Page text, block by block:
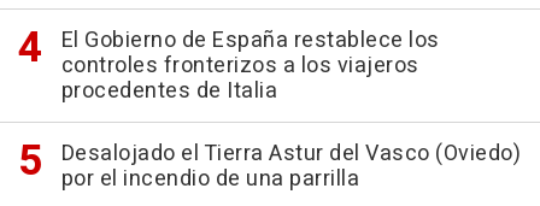
El Gobierno de España restablece los
controles fronterizos a los viajeros
procedentes de Italia
Desalojado el Tierra Astur del Vasco (Oviedo)
por el incendio de una parrilla